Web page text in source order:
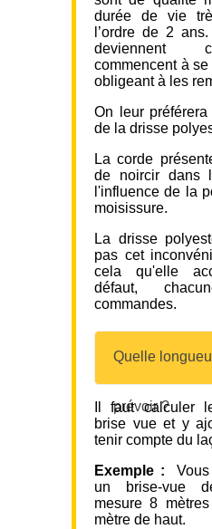
durée de vie
l’ordre de 2
deviennent
commencent à
obligeant à les
On leur
de la drisse
La corde
de noircir dans
l'influence de la
moisissure.
La drisse
pas cet
cela qu'elle
défaut,
commandes.
Quelle
prévoir ?
Il faut calculer
brise vue et y
tenir compte du
Exemple :
un brise-vue
mesure 8
mètre de haut.